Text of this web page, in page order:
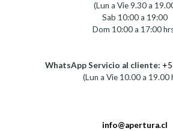
(Lun a Vie 9.30 a
Sab 10:00 a 19:00
Dom 10:00 a 17:00
WhatsApp Servicio al cliente:
(Lun a Vie 10.00 a 19.00
info@apertura.cl